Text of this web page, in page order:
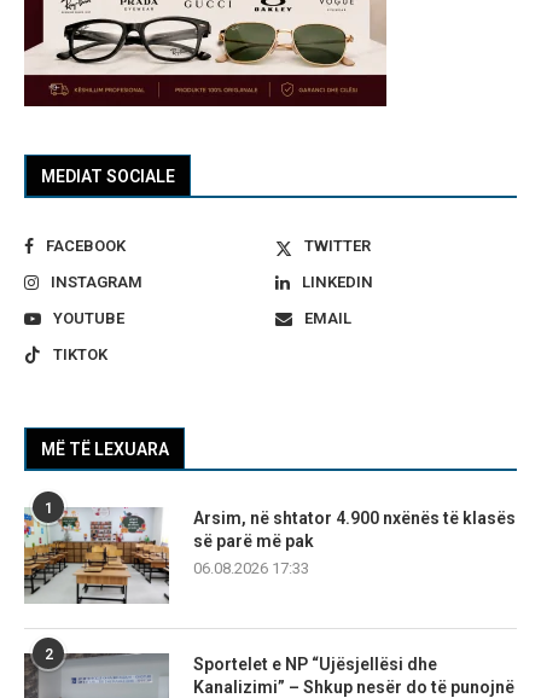
MEDIAT SOCIALE
FACEBOOK
TWITTER
INSTAGRAM
LINKEDIN
YOUTUBE
EMAIL
TIKTOK
MË TË LEXUARA
1
Arsim, në shtator 4.900 nxënës të klasës
së parë më pak
06.08.2026 17:33
2
Sportelet e NP “Ujësjellësi dhe
Kanalizimi” – Shkup nesër do të punojnë